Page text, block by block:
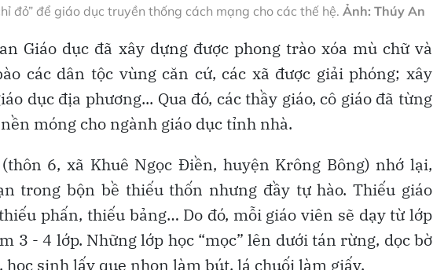
đỏ” để giáo dục truyền thống cách mạng cho các thế hệ. Ảnh: Thúy An
Giáo dục đã xây dựng được phong trào xóa mù chữ và
các dân tộc vùng căn cứ, các xã được giải phóng; xây
dục địa phương... Qua đó, các thầy giáo, cô giáo đã từng
móng cho ngành giáo dục tỉnh nhà.
6, xã Khuê Ngọc Điền, huyện Krông Bông) nhớ lại,
trong bộn bề thiếu thốn nhưng đầy tự hào. Thiếu giáo
phấn, thiếu bảng… Do đó, mỗi giáo viên sẽ dạy từ lớp
3 - 4 lớp. Những lớp học “mọc” lên dưới tán rừng, dọc bờ
sinh lấy que nhọn làm bút, lá chuối làm giấy.